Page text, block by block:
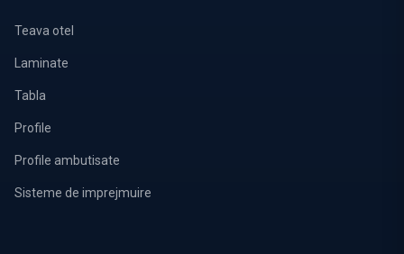
Teava otel
Laminate
Tabla
Profile
Profile ambutisate
Sisteme de imprejmuire